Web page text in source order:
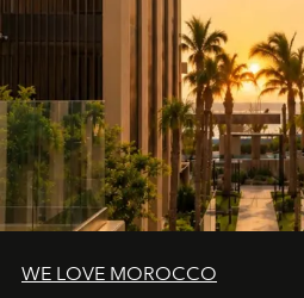
WE LOVE MOROCCO